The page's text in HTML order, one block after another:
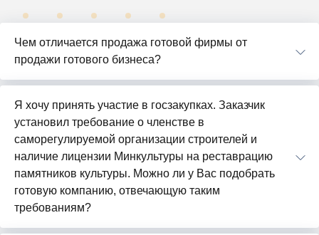
Чем отличается продажа готовой фирмы от
продажи готового бизнеса?
Я хочу принять участие в госзакупках. Заказчик
установил требование о членстве в
саморегулируемой организации строителей и
наличие лицензии Минкультуры на реставрацию
памятников культуры. Можно ли у Вас подобрать
готовую компанию, отвечающую таким
требованиям?